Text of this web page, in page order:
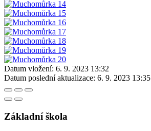
Datum vložení: 6. 9. 2023 13:32
Datum poslední aktualizace: 6. 9. 2023 13:35
Základní škola